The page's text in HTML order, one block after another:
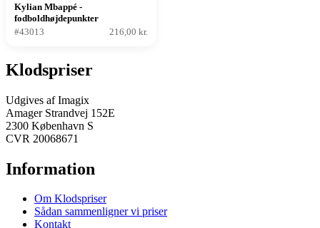
Kylian Mbappé -
fodboldhøjdepunkter
#43013
216,00 kr.
Klodspriser
Udgives af Imagix
Amager Strandvej 152E
2300 København S
CVR 20068671
Information
Om Klodspriser
Sådan sammenligner vi priser
Kontakt